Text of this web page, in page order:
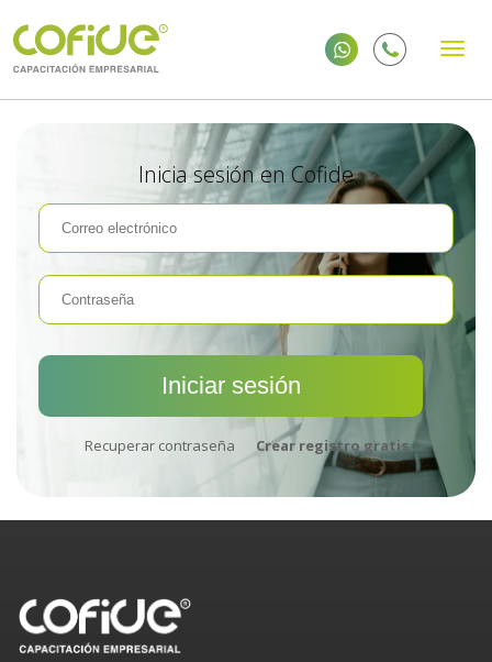
Inicia sesión en Cofide
Recuperar contraseña Crear registro gratis